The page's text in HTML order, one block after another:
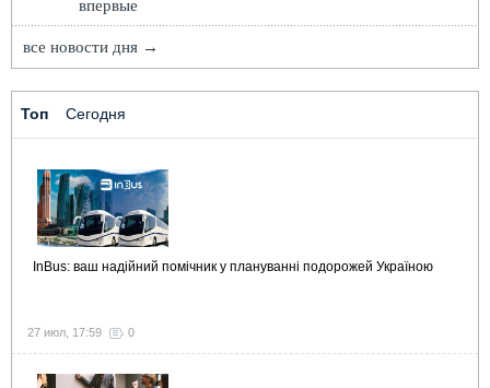
впервые
все новости дня →
Топ Сегодня
InBus: ваш надійний помічник у плануванні подорожей Україною
27 июл, 17:59 0